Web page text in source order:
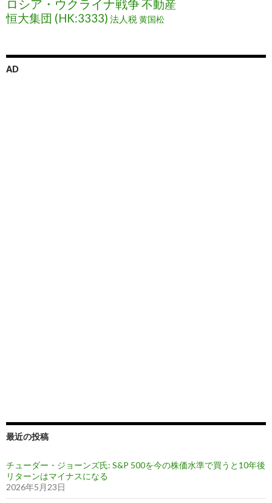
ロシア・ウクライナ戦争不動産
恒大集団 (HK:3333) 法人税黄国松
AD
最近の投稿
チューダー・ジョーンズ氏: S&P 500を今の株価水準で買うと10年後
リターンはマイナスになる
2026年5月23日